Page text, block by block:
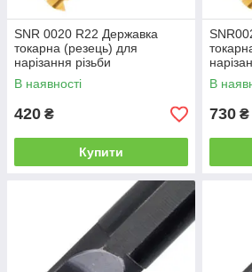
SNR 0020 R22 Державка
токарна (резець) для
нарізання різьби
В наявності
420 ₴
Купити
В
730 ₴